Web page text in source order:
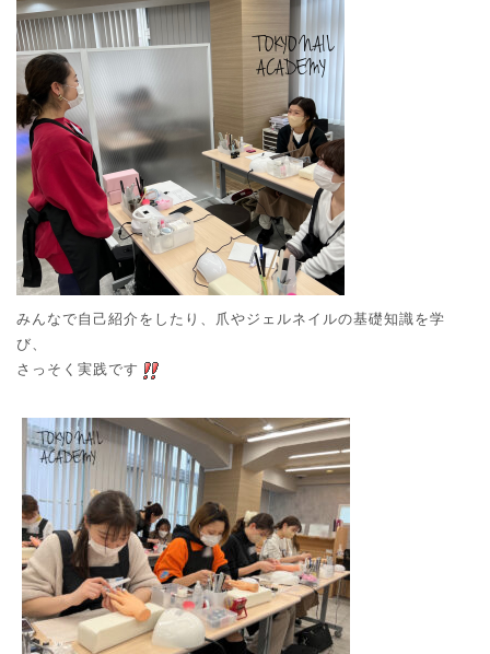
みんなで自己紹介をしたり、爪やジェルネイルの基礎知識を学
び、
さっそく実践です